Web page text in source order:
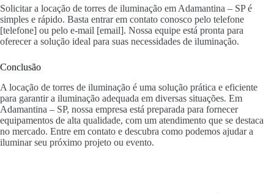
Solicitar a locação de torres de iluminação em Adamantina – SP é
simples e rápido. Basta entrar em contato conosco pelo telefone
[telefone] ou pelo e-mail [email]. Nossa equipe está pronta para
oferecer a solução ideal para suas necessidades de iluminação.
Conclusão
A locação de torres de iluminação é uma solução prática e eficiente
para garantir a iluminação adequada em diversas situações. Em
Adamantina – SP, nossa empresa está preparada para fornecer
equipamentos de alta qualidade, com um atendimento que se destaca
no mercado. Entre em contato e descubra como podemos ajudar a
iluminar seu próximo projeto ou evento.